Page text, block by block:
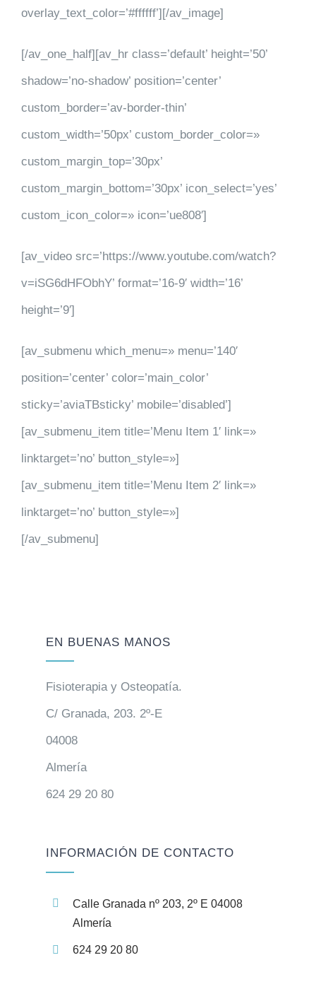
overlay_text_color=’#ffffff’][/av_image]
[/av_one_half][av_hr class=’default’ height=’50’
shadow=’no-shadow’ position=’center’
custom_border=’av-border-thin’
custom_width=’50px’ custom_border_color=»
custom_margin_top=’30px’
custom_margin_bottom=’30px’ icon_select=’yes’
custom_icon_color=» icon=’ue808′]
[av_video src=’https://www.youtube.com/watch?
v=iSG6dHFObhY’ format=’16-9′ width=’16’
height=’9′]
[av_submenu which_menu=» menu=’140′
position=’center’ color=’main_color’
sticky=’aviaTBsticky’ mobile=’disabled’]
[av_submenu_item title=’Menu Item 1′ link=»
linktarget=’no’ button_style=»]
[av_submenu_item title=’Menu Item 2′ link=»
linktarget=’no’ button_style=»]
[/av_submenu]
EN BUENAS MANOS
Fisioterapia y Osteopatía.
C/ Granada, 203. 2º-E
04008
Almería
624 29 20 80
INFORMACIÓN DE CONTACTO
Calle Granada nº 203, 2º E 04008
Almería
624 29 20 80